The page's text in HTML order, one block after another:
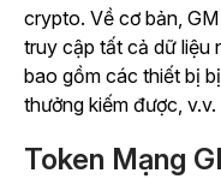
crypto. Về cơ bản,
truy cập tất cả dữ liệu
bao gồm các thiết bị
thưởng kiếm được, v.v.
Token Mạng